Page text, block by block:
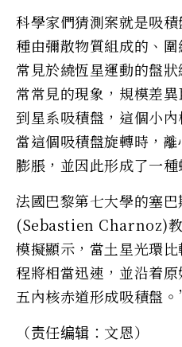
科學家們猜測案就是吸
種由彌散物質組成的、圍
常見於繞恆星運動的盤
常常見的現象，規模差異
到星系吸積盤，這個小內
當這個吸積盤旋轉時，
膨脹，並因此形成了一種
法國巴黎第七大學的塞巴
(Sebastien Charnoz)
模擬顯示，當土星光環
程將相當迅速，並沿着
五內核赤道形成吸積盤。
（责任编辑：文恩）